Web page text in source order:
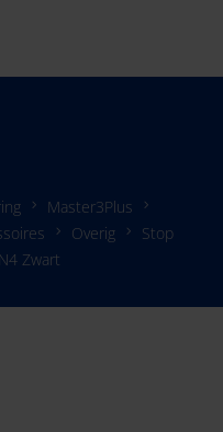
Master3Plus
Overig
Stop
Zwart